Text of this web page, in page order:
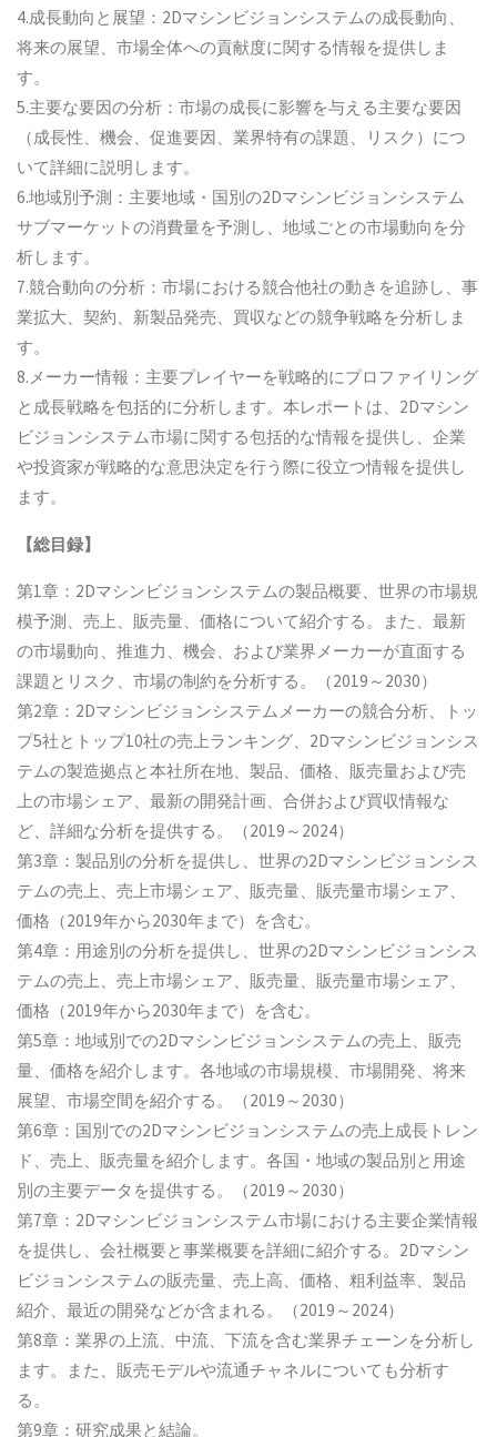
4.成長動向と展望：2Dマシンビジョンシステムの成長動向、
将来の展望、市場全体への貢献度に関する情報を提供しま
す。
5.主要な要因の分析：市場の成長に影響を与える主要な要因
（成長性、機会、促進要因、業界特有の課題、リスク）につ
いて詳細に説明します。
6.地域別予測：主要地域・国別の2Dマシンビジョンシステム
サブマーケットの消費量を予測し、地域ごとの市場動向を分
析します。
7.競合動向の分析：市場における競合他社の動きを追跡し、事
業拡大、契約、新製品発売、買収などの競争戦略を分析しま
す。
8.メーカー情報：主要プレイヤーを戦略的にプロファイリング
と成長戦略を包括的に分析します。本レポートは、2Dマシン
ビジョンシステム市場に関する包括的な情報を提供し、企業
や投資家が戦略的な意思決定を行う際に役立つ情報を提供し
ます。
【総目録】
第1章：2Dマシンビジョンシステムの製品概要、世界の市場規
模予測、売上、販売量、価格について紹介する。また、最新
の市場動向、推進力、機会、および業界メーカーが直面する
課題とリスク、市場の制約を分析する。（2019～2030）
第2章：2Dマシンビジョンシステムメーカーの競合分析、トッ
プ5社とトップ10社の売上ランキング、2Dマシンビジョンシス
テムの製造拠点と本社所在地、製品、価格、販売量および売
上の市場シェア、最新の開発計画、合併および買収情報な
ど、詳細な分析を提供する。（2019～2024）
第3章：製品別の分析を提供し、世界の2Dマシンビジョンシス
テムの売上、売上市場シェア、販売量、販売量市場シェア、
価格（2019年から2030年まで）を含む。
第4章：用途別の分析を提供し、世界の2Dマシンビジョンシス
テムの売上、売上市場シェア、販売量、販売量市場シェア、
価格（2019年から2030年まで）を含む。
第5章：地域別での2Dマシンビジョンシステムの売上、販売
量、価格を紹介します。各地域の市場規模、市場開発、将来
展望、市場空間を紹介する。（2019～2030）
第6章：国別での2Dマシンビジョンシステムの売上成長トレン
ド、売上、販売量を紹介します。各国・地域の製品別と用途
別の主要データを提供する。（2019～2030）
第7章：2Dマシンビジョンシステム市場における主要企業情報
を提供し、会社概要と事業概要を詳細に紹介する。2Dマシン
ビジョンシステムの販売量、売上高、価格、粗利益率、製品
紹介、最近の開発などが含まれる。（2019～2024）
第8章：業界の上流、中流、下流を含む業界チェーンを分析し
ます。また、販売モデルや流通チャネルについても分析す
る。
第9章：研究成果と結論。